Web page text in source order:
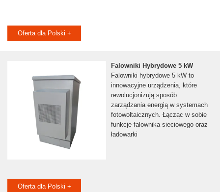
Oferta dla Polski +
Falowniki Hybrydowe 5 kW
Falowniki hybrydowe 5 kW to
innowacyjne urządzenia, które
rewolucjonizują sposób
zarządzania energią w systemach
fotowoltaicznych. Łącząc w sobie
funkcje falownika sieciowego oraz
ładowarki
Oferta dla Polski +